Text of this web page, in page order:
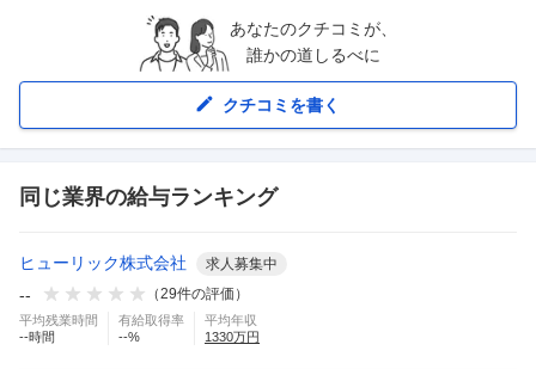
あなたのクチコミが、
誰かの道しるべに
クチコミを書く
同じ業界の給与ランキング
ヒューリック株式会社 求人募集中
-- （29件の評価）
平均残業時間
--時間
有給取得率
--%
平均年収
1330万円